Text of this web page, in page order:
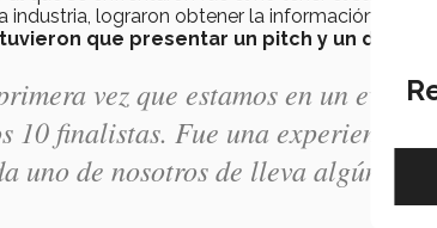
industria, lograron obtener la información
que presentar un pitch y un demo
vez que estamos en un
10 finalistas. Fue una experiencia
uno de nosotros de lleva algún